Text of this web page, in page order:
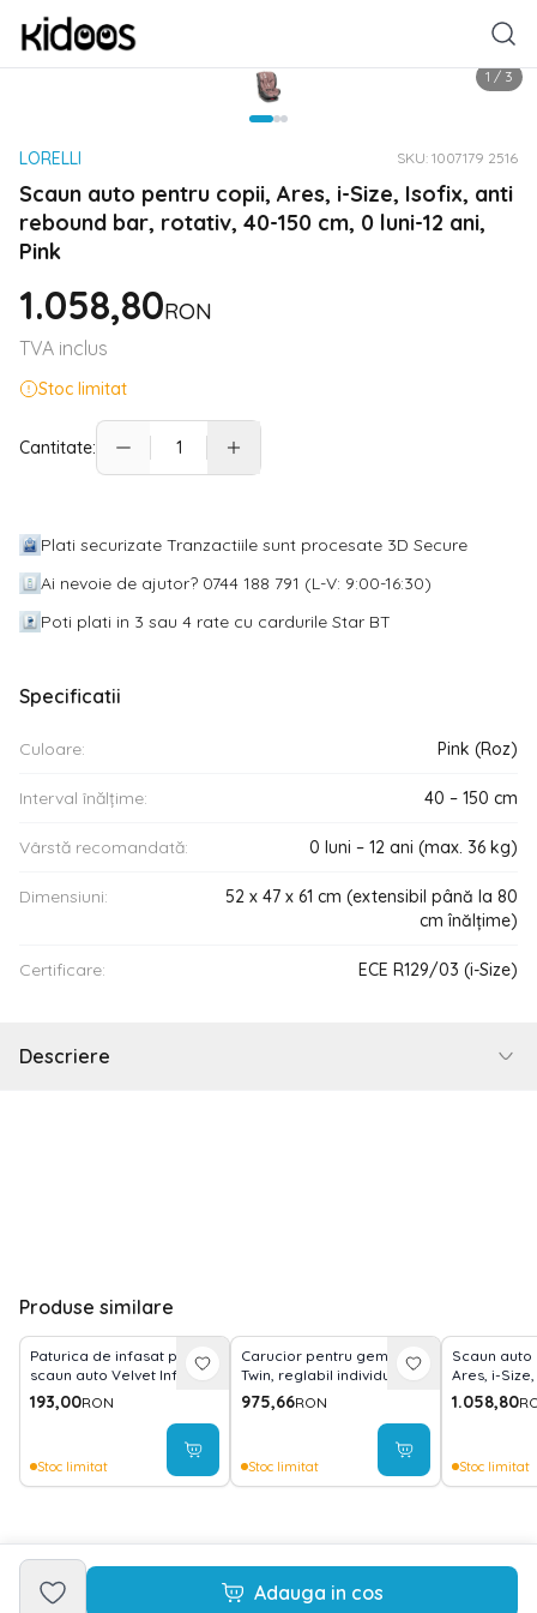
1 / 3
LORELLI SKU: 1007179 2516
Scaun auto pentru copii, Ares, i-Size, Isofix, anti
rebound bar, rotativ, 40-150 cm, 0 luni-12 ani,
Pink
1.058,80RON
TVA inclus
Stoc limitat
Cantitate:
Plati securizate Tranzactiile sunt procesate 3D Secure
Ai nevoie de ajutor? 0744 188 791 (L-V: 9:00-16:30)
Poti plati in 3 sau 4 rate cu cardurile Star BT
Specificatii
Culoare: Pink (Roz)
Interval înălțime: 40 – 150 cm
Vârstă recomandată: 0 luni – 12 ani (max. 36 kg)
Dimensiuni:
52 x 47 x 61 cm (extensibil până la 80
cm înălțime)
Certificare: ECE R129/03 (i-Size)
Descriere
Adauga in cos
Produse similare
Paturica de infasat pentru
scaun auto Velvet Infantilo
IF19109
193,00RON
Stoc limitat
Carucior pentru gemeni,
Twin, reglabil individual,
pana la 15 kg per copil,
geanta pentru mama
975,66RON
Stoc limitat
Scaun
Ares, i-
rebound
150 cm, 0
1.058,80
Stoc limitat